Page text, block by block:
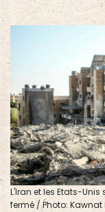
L'Iran et les Etats-
fermé / Photo: Kawnat